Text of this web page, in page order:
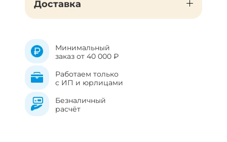
Доставка
Минимальный
заказ от 40 000 ₽
Работаем только
с ИП и юрлицами
Безналичный
расчёт